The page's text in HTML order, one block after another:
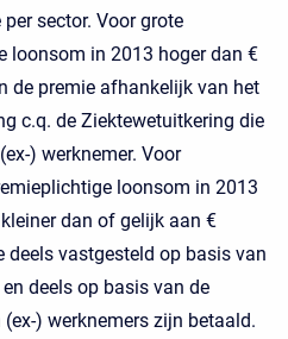
sector. Voor grote
loonsom in 2013 hoger dan €
de premie afhankelijk van het
c.q. de Ziektewetuitkering die
) werknemer. Voor
loonsom in 2013
dan of gelijk aan €
vastgesteld op basis van
deels op basis van de
) werknemers zijn betaald.